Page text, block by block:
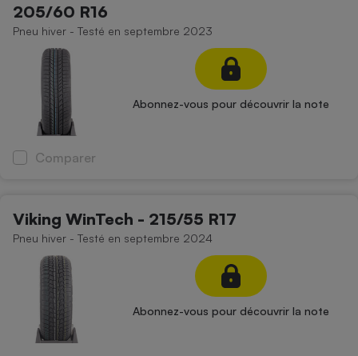
205/60 R16
Pneu hiver - Testé en septembre 2023
Abonnez-vous pour découvrir la note
Comparer
Viking WinTech - 215/55 R17
Pneu hiver - Testé en septembre 2024
Abonnez-vous pour découvrir la note